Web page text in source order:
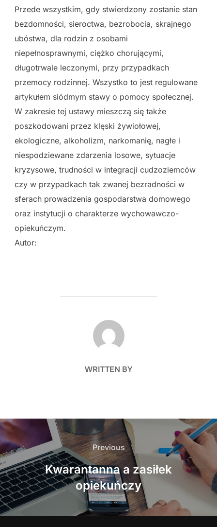
Przede wszystkim, gdy stwierdzony zostanie stan
bezdomności, sieroctwa, bezrobocia, skrajnego
ubóstwa, dla rodzin z osobami
niepełnosprawnymi, ciężko chorującymi,
długotrwale leczonymi, przy przypadkach
przemocy rodzinnej. Wszystko to jest regulowane
artykułem siódmym stawy o pomocy społecznej.
W zakresie tej ustawy mieszczą się także
poszkodowani przez klęski żywiołowej,
ekologiczne, alkoholizm, narkomanię, nagłe i
niespodziewane zdarzenia losowe, sytuacje
kryzysowe, trudności w integracji cudzoziemców
czy w przypadkach tak zwanej bezradności w
sferach prowadzenia gospodarstwa domowego
oraz instytucji o charakterze wychowawczo-
opiekuńczym.
Autor:
POST AUTHOR
WRITTEN BY
Nawigacja
wpisu
Previous
Previous
Kwarantanna a zasiłek
opiekuńczy